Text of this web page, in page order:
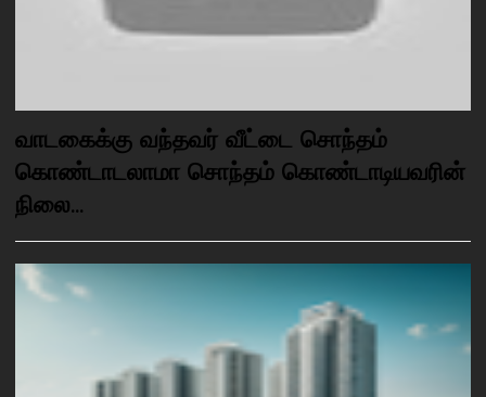
வாடகைக்கு வந்தவர் வீட்டை சொந்தம்
கொண்டாடலாமா சொந்தம் கொண்டாடியவரின்
நிலை...